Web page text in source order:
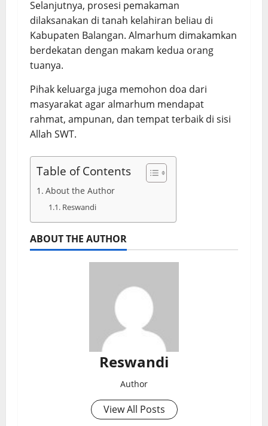
Selanjutnya, prosesi pemakaman
dilaksanakan di tanah kelahiran beliau di
Kabupaten Balangan. Almarhum dimakamkan
berdekatan dengan makam kedua orang
tuanya.
Pihak keluarga juga memohon doa dari
masyarakat agar almarhum mendapat
rahmat, ampunan, dan tempat terbaik di sisi
Allah SWT.
Table of Contents
About the Author
Reswandi
ABOUT THE AUTHOR
Reswandi
Author
View All Posts